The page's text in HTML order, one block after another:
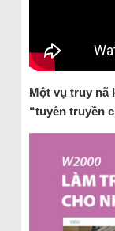
Một vụ truy nã
“tuyên truyền